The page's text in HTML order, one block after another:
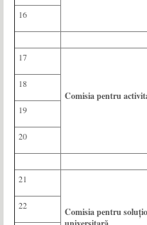
16
17
Comisia pentru
18
19
20
21
Comisia pentru
22